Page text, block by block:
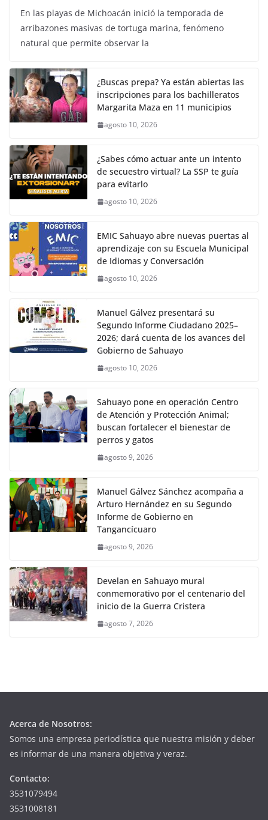
En las playas de Michoacán inició la temporada de
arribazones masivas de tortuga marina, fenómeno
natural que permite observar la
¿Buscas prepa? Ya están abiertas las
inscripciones para los bachilleratos
Margarita Maza en 11 municipios
agosto 10, 2026
¿Sabes cómo actuar ante un intento
de secuestro virtual? La SSP te guía
para evitarlo
agosto 10, 2026
EMIC Sahuayo abre nuevas puertas al
aprendizaje con su Escuela Municipal
de Idiomas y Conversación
agosto 10, 2026
Manuel Gálvez presentará su
Segundo Informe Ciudadano 2025–
2026; dará cuenta de los avances del
Gobierno de Sahuayo
agosto 10, 2026
Sahuayo pone en operación Centro
de Atención y Protección Animal;
buscan fortalecer el bienestar de
perros y gatos
agosto 9, 2026
Manuel Gálvez Sánchez acompaña a
Arturo Hernández en su Segundo
Informe de Gobierno en
Tangancícuaro
agosto 9, 2026
Develan en Sahuayo mural
conmemorativo por el centenario del
inicio de la Guerra Cristera
agosto 7, 2026
Acerca de Nosotros:
Somos una empresa periodística que nuestra misión y deber
es informar de una manera objetiva y veraz.
Contacto:
3531079494
3531008181